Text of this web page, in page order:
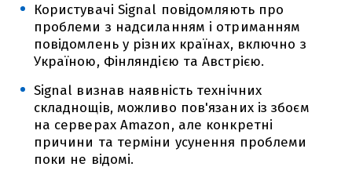
Користувачі Signal повідомляють про
проблеми з надсиланням і отриманням
повідомлень у різних країнах, включно з
Україною, Фінляндією та Австрією.
Signal визнав наявність технічних
складнощів, можливо пов'язаних із збоєм
на серверах Amazon, але конкретні
причини та терміни усунення проблеми
поки не відомі.